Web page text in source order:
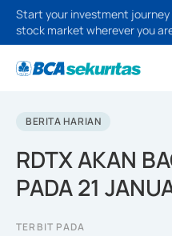
Start your investment
stock market wherever you
BERITA HARIAN
RDTX AKAN
PADA 21
TERBIT PADA